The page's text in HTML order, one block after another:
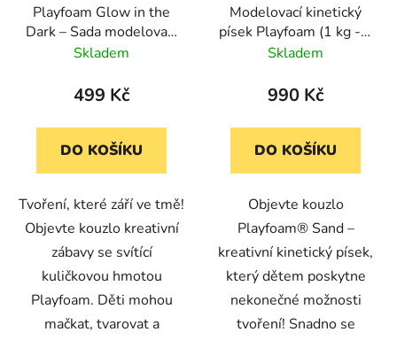
Playfoam Glow in the
Dark – Sada modelovací
hmoty (8 barev, svítící
Skladem
499 Kč
DO KOŠÍKU
Tvoření, které září ve tmě!
Objevte kouzlo kreativní
zábavy se svítící
kuličkovou hmotou
Playfoam. Děti mohou
mačkat, tvarovat a
Modelovací kinetický
písek Playfoam (1 kg - 8
barev)
Skladem
990 Kč
DO KOŠÍKU
Objevte kouzlo
Playfoam® Sand –
kreativní kinetický písek,
který dětem poskytne
nekonečné možnosti
tvoření! Snadno se